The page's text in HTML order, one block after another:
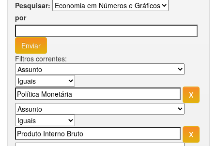
Pesquisar:
por
Filtros correntes: